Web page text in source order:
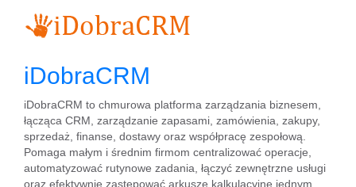
iDobraCRM
iDobraCRM to chmurowa platforma zarządzania biznesem,
łącząca CRM, zarządzanie zapasami, zamówienia, zakupy,
sprzedaż, finanse, dostawy oraz współpracę zespołową.
Pomaga małym i średnim firmom centralizować operacje,
automatyzować rutynowe zadania, łączyć zewnętrzne usługi
oraz efektywnie zastępować arkusze kalkulacyjne jednym